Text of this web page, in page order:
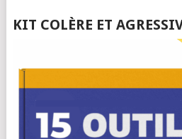
KIT COLÈRE ET